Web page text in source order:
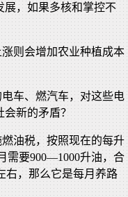
展，如果多核和掌控不
则会增加农业种植成本
车、燃汽车，对这些电
会新的矛盾？
油税，按照现在的每升
需要900—1000升油，合
右，那么它是每月养路